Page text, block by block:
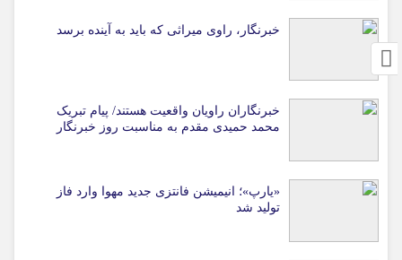
خبرنگار، راوی میراثی که باید به آینده برسد
خبرنگاران راویان واقعیت هستند/ پیام تبریک
محمد حمیدی مقدم به مناسبت روز خبرنگار
«یارپ»؛ انیمیشن فانتزی جدید مهوا وارد فاز
تولید شد